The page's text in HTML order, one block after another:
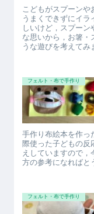
こどもがスプーンや
うまくできずにイ
しいけど，スプー
な思いから，お箸・
うな遊びを考えて
フェルト・布で手作り
手作り布絵本を作っ
際使った子どもの反
えしていますので，
方の参考になればと
フェルト・布で手作り